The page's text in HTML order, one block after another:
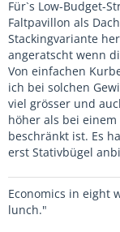
Für`s Low-Budget-
Faltpavillon als
Stackingvariante
angeratscht wenn
Von einfachen
ich bei solchen
viel grösser und
höher als bei
beschränkt ist. Es
erst Stativbügel
Economics in eight
lunch."